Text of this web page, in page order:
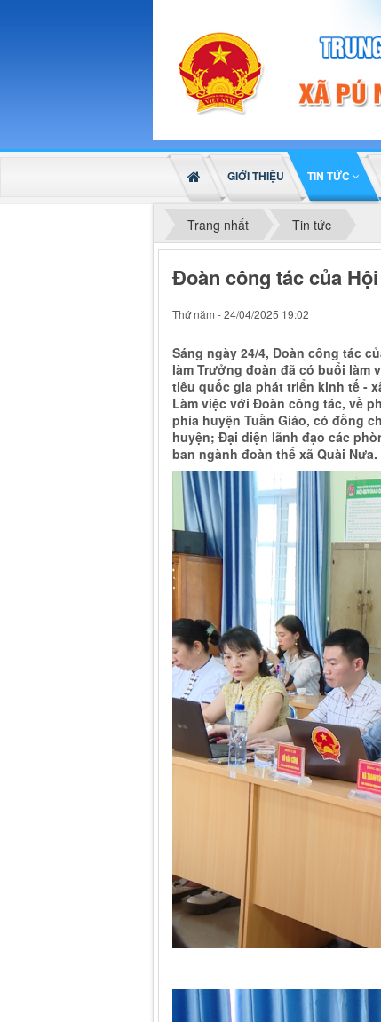
GIỚI THIỆU TIN TỨC
Trang nhất Tin tức
Đoàn công tác của
Thứ năm - 24/04/2025 19:02
Sáng ngày 24/4, Đoàn công tác
làm Trưởng đoàn đã có buổi làm
tiêu quốc gia phát triển kinh tế -
Làm việc với Đoàn công tác, về
phía huyện Tuần Giáo, có đồng
huyện; Đại diện lãnh đạo các
ban ngành đoàn thể xã Quài Nưa.